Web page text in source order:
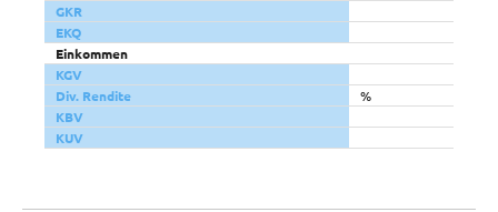
GKR
EKQ
Einkommen
KGV
Div. Rendite
%
KBV
KUV